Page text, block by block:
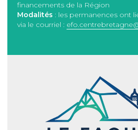
financements de la Région
Modalités : les permanences ont
via le courriel :